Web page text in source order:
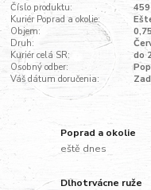
Číslo produktu:
459
Kuriér Poprad a okolie:
Objem:
Druh:
Kuriér celá SR:
do
Osobný odber:
Váš dátum doručenia:
Poprad a okolie
eště dnes
Dlhotrvácne ruže